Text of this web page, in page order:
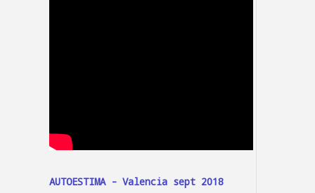
AUTOESTIMA - Valencia sept 2018